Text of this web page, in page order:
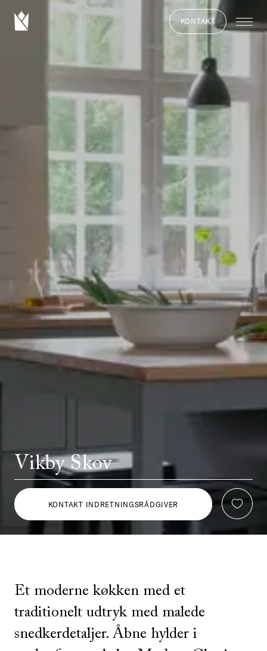
KONTAKT
Vikby Skov
KONTAKT INDRETNINGSRÅDGIVER
Et moderne køkken med et
traditionelt udtryk med malede
snedkerdetaljer. Åbne hylder i